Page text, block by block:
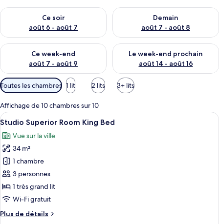
Ce soir
août 6 - août 7
Vérifier la disponibilité pour ce soir août 6 - août 7
Demain
août 7 - août 8
Vérifier la disponibilité pour
Ce week-end
août 7 - août 9
Vérifier la disponibilité pour ce week-end août 7 - août 9
Le week-end prochain
août 14 - août 16
Vérifier la disponibilité pour
Filtres
disponibles
pour
les
chambres
Toutes les chambres 1 lit 2 lits 3+ lits
Affichage de 10 chambres sur 10
Afficher
toutes
les
photos
pour
ce
type
de
chambre :
Studio
Une chambre d’hôtel moderne
22
Studio Superior Room King Bed
Vue sur la ville
34 m²
1 chambre
3 personnes
1 très grand lit
Wi-Fi gratuit
Plus de détails
Plus